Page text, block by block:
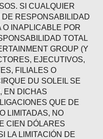
SI CUALQUIER
DE RESPONSABILIDAD
INAPLICABLE POR
TOTAL
GROUP (Y
EJECUTIVOS,
FILIALES O
DU SOLEIL SE
EN DICHAS
QUE DE
LIMITADAS, NO
CIEN DÓLARES
LA LIMITACIÓN DE